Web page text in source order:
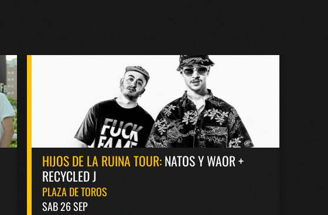
HIJOS DE LA RUINA TOUR:NATOS Y WAOR +
RECYCLED J
PLAZA DE TOROS
SAB 26 SEP